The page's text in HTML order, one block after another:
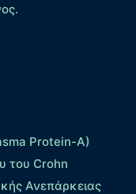
Protein-A)
του Crohn
Ανεπάρκειας